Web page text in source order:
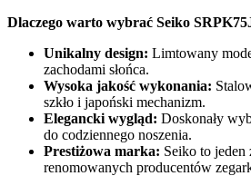
Dlaczego warto wybrać Seiko
Unikalny design: Limtowany
zachodami słońca.
Wysoka jakość wykonania:
szkło i japoński mechanizm.
Elegancki wygląd: Doskonały
do codziennego noszenia.
Prestiżowa marka: Seiko to jeden
renomowanych producentów